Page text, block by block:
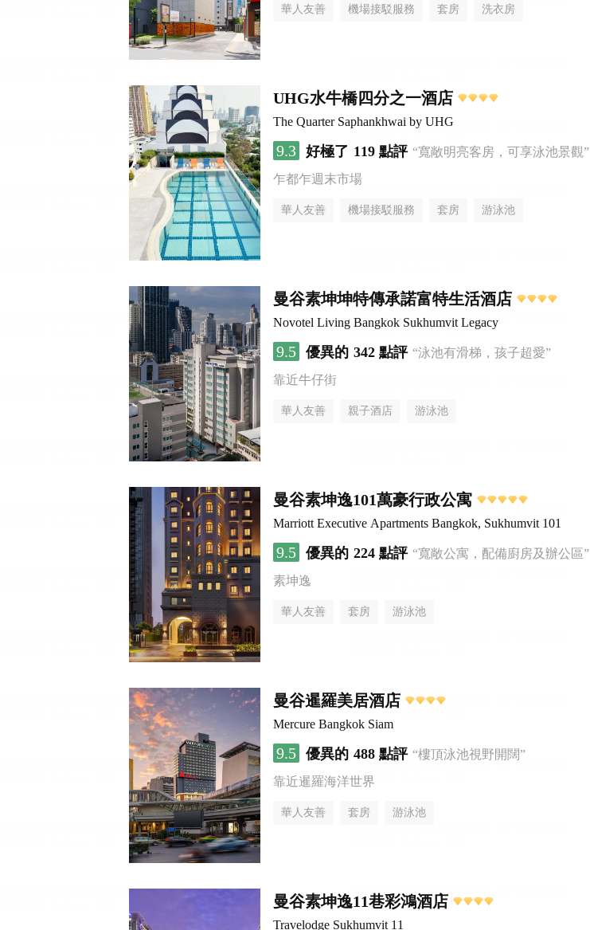
華人友善 機場接駁服務 套房 洗衣房
UHG水牛橋四分之一酒店
The Quarter Saphankhwai by UHG
9.3 好極了 119 點評 “寬敞明亮客房，可享泳池景觀”
乍都乍週末市場
華人友善 機場接駁服務 套房 游泳池
曼谷素坤坤特傳承諾富特生活酒店
Novotel Living Bangkok Sukhumvit Legacy
9.5 優異的 342 點評 “泳池有滑梯，孩子超愛”
靠近牛仔街
華人友善 親子酒店 游泳池
曼谷素坤逸101萬豪行政公寓
Marriott Executive Apartments Bangkok, Sukhumvit 101
9.5 優異的 224 點評 “寬敞公寓，配備廚房及辦公區”
素坤逸
華人友善 套房 游泳池
曼谷暹羅美居酒店
Mercure Bangkok Siam
9.5 優異的 488 點評 “樓頂泳池視野開闊”
靠近暹羅海洋世界
華人友善 套房 游泳池
曼谷素坤逸11巷彩鴻酒店
Travelodge Sukhumvit 11